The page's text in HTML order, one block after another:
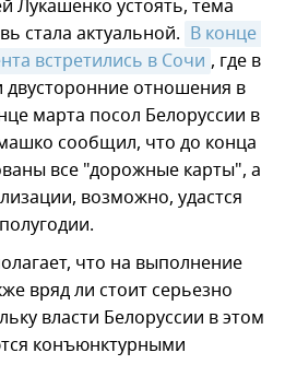
Лукашенко устоять, тема
стала актуальной. В конце
встретились в Сочи , где в
двусторонние отношения в
марта посол Белоруссии в
сообщил, что до конца
все "дорожные карты", а
возможно, удастся
что на выполнение
вряд ли стоит серьезно
власти Белоруссии в этом
конъюнктурными